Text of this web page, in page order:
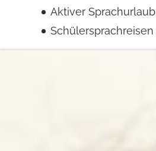
Aktiver Sprachurlaub
Schülersprachreisen